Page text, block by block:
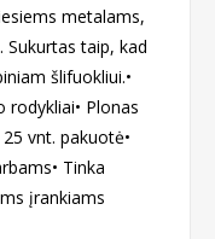
metalams,
taip, kad
šlifuokliui.•
Plonas
vnt. pakuotė•
Tinka
įrankiams